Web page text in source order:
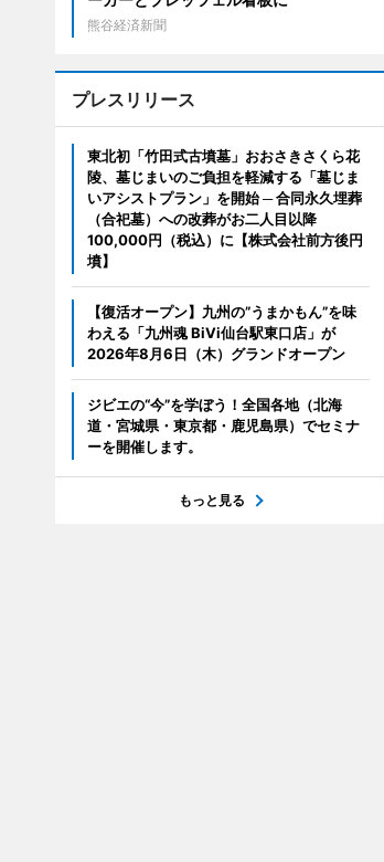
熊谷経済新聞
プレスリリース
東北初「竹田式古墳墓」おおさきさくら花
陵、墓じまいのご負担を軽減する「墓じま
いアシストプラン」を開始 ─ 合同永久埋葬
（合祀墓）への改葬がお二人目以降
100,000円（税込）に【株式会社前方後円
墳】
【復活オープン】九州の”うまかもん”を味
わえる「九州魂 BiVi仙台駅東口店」が
2026年8月6日（木）グランドオープン
ジビエの“今”を学ぼう！全国各地（北海
道・宮城県・東京都・鹿児島県）でセミナ
ーを開催します。
もっと見る